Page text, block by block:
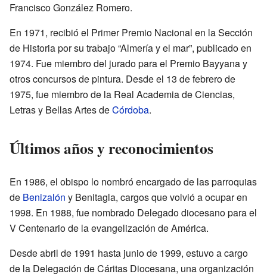
Francisco González Romero.
En 1971, recibió el Primer Premio Nacional en la Sección
de Historia por su trabajo “Almería y el mar”, publicado en
1974. Fue miembro del jurado para el Premio Bayyana y
otros concursos de pintura. Desde el 13 de febrero de
1975, fue miembro de la Real Academia de Ciencias,
Letras y Bellas Artes deCórdoba.
Últimos años y reconocimientos
En 1986, el obispo lo nombró encargado de las parroquias
de Benizalón y Benitagla, cargos que volvió a ocupar en
1998. En 1988, fue nombrado Delegado diocesano para el
V Centenario de la evangelización de América.
Desde abril de 1991 hasta junio de 1999, estuvo a cargo
de la Delegación de Cáritas Diocesana, una organización